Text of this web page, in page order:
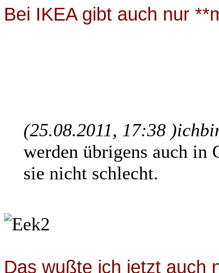
Bei IKEA gibt auch nur
(25.08.2011, 17:38 )
werden übrigens auch in
sie nicht schlecht.
Das wußte ich jetzt auch